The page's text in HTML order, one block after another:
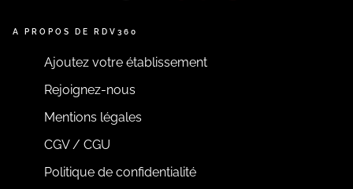
A PROPOS DE RDV360
Ajoutez votre établissement
Rejoignez-nous
Mentions légales
CGV / CGU
Politique de confidentialité